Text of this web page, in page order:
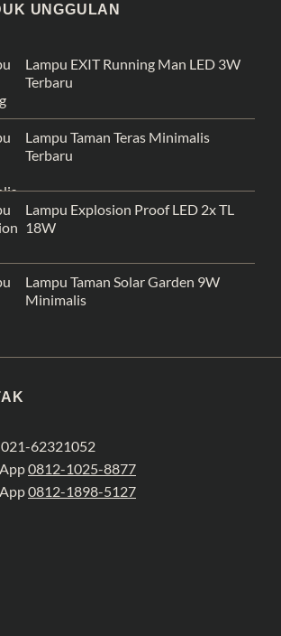
UNGGULAN
Lampu EXIT Running Man LED 3W
Terbaru
Lampu Taman Teras Minimalis
Terbaru
Lampu Explosion Proof LED 2x TL
18W
Lampu Taman Solar Garden 9W
Minimalis
021-62321052
0812-1025-8877
0812-1898-5127